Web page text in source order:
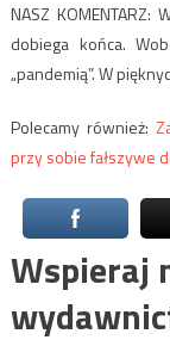
NASZ
dobiega końca.
„pandemią”. W
Polecamy również:
przy sobie fałszywe
Wspieraj